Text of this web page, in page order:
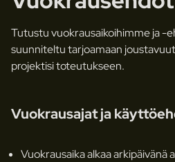
Tutustu vuokrausaikoihimme ja -
suunniteltu tarjoamaan
projektisi toteutukseen.
Vuokrausajat ja
Vuokrausaika alkaa arkipäivänä